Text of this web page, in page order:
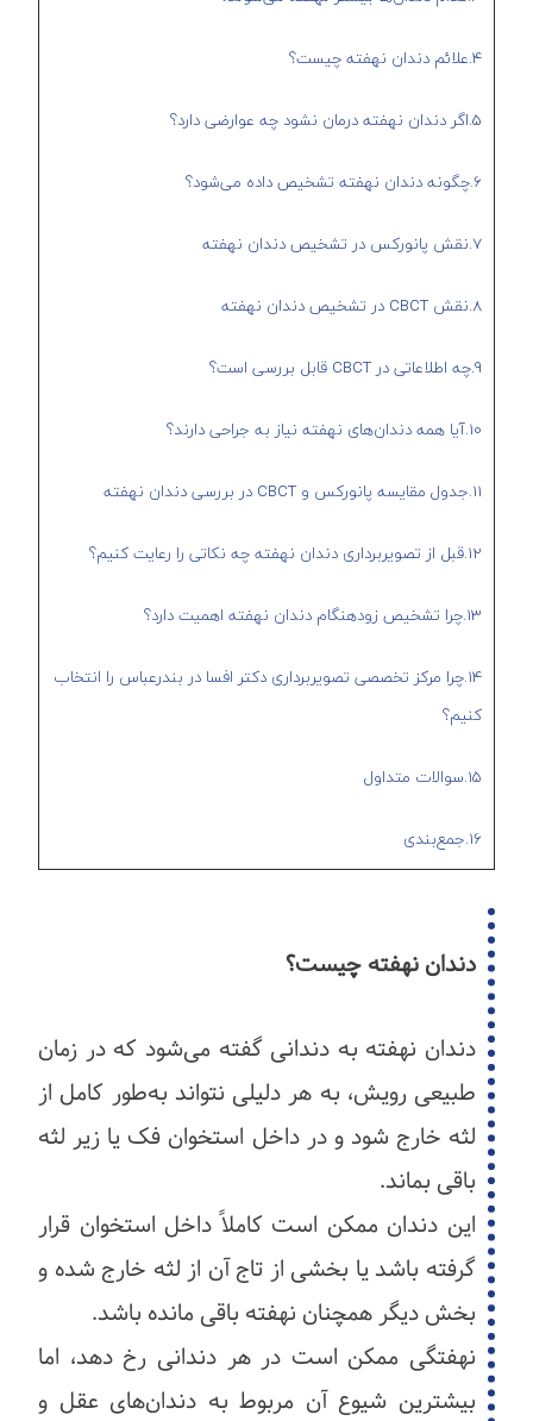
4.علائم دندان نهفته چیست؟
5.اگر دندان نهفته درمان نشود چه عوارضی دارد؟
6.چگونه دندان نهفته تشخیص داده می‌شود؟
7.نقش پانورکس در تشخیص دندان نهفته
8.نقش CBCT در تشخیص دندان نهفته
9.چه اطلاعاتی در CBCT قابل بررسی است؟
10.آیا همه دندان‌های نهفته نیاز به جراحی دارند؟
11.جدول مقایسه پانورکس و CBCT در بررسی دندان نهفته
12.قبل از تصویربرداری دندان نهفته چه نکاتی را رعایت کنیم؟
13.چرا تشخیص زودهنگام دندان نهفته اهمیت دارد؟
14.چرا مرکز تخصصی تصویربرداری دکتر افسا در بندرعباس را انتخاب
کنیم؟
15.سوالات متداول
16.جمع‌بندی
دندان نهفته چیست؟
دندان نهفته به دندانی گفته می‌شود که در زمان
طبیعی رویش، به هر دلیلی نتواند به‌طور کامل از
لثه خارج شود و در داخل استخوان فک یا زیر لثه
باقی بماند.
این دندان ممکن است کاملاً داخل استخوان قرار
گرفته باشد یا بخشی از تاج آن از لثه خارج شده و
بخش دیگر همچنان نهفته باقی مانده باشد.
نهفتگی ممکن است در هر دندانی رخ دهد، اما
بیشترین شیوع آن مربوط به دندان‌های عقل و